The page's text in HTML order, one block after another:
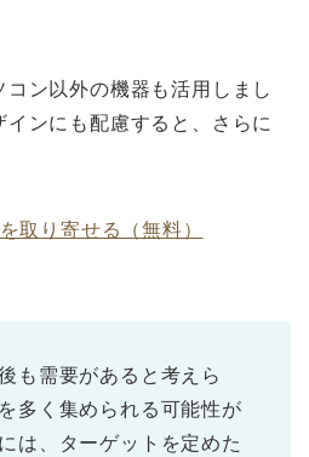
ン以外の機器も活用しまし
ンにも配慮すると、さらに
取り寄せる（無料）
も需要があると考えら
多く集められる可能性が
は、ターゲットを定めた